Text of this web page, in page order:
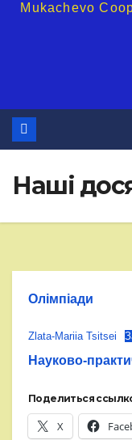
Mukachevo
Наші
Олімпіади
Zlata-Mariia Tsitsei
Науково-
Поделиться
X